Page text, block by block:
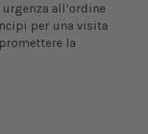
all’ordine
per una visita
la